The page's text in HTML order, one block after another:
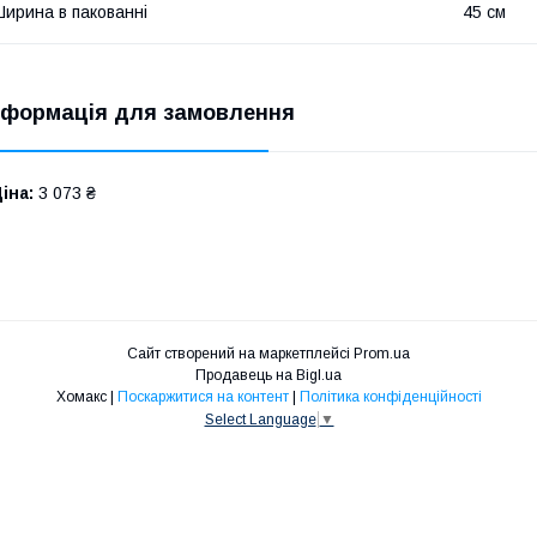
в пакованні 45 см
для замовлення
3 073 ₴
Сайт створений на маркетплейсі Prom.ua
Продавець на Bigl.ua
Хомакс | Поскаржитися на контент | Політика конфіденційності
Select Language ▼